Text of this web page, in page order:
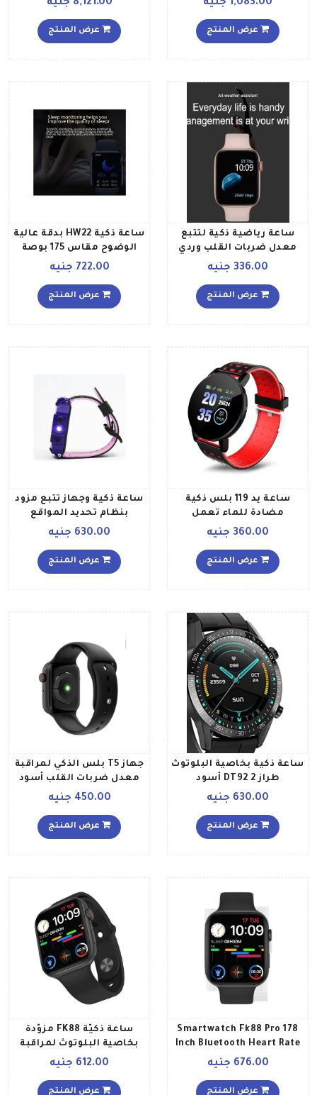
1,083.00 جنيه
عرض المنتج
8,121.00 جنيه
عرض المنتج
ساعة رياضية ذكية لتتبع
معدل ضربات القلب وردي
336.00 جنيه
عرض المنتج
ساعة ذكية HW22 بدقة عالية
الوضوح مقاس 175 بوصة
مزودة بتقنية IPS وتعمل
HW22 أسود
722.00 جنيه
عرض المنتج
ساعة يد 119 بلس ذكية
مضادة للماء تعمل
بالبلوتوث أحمر وأسود
360.00 جنيه
عرض المنتج
ساعة ذكية وجهاز تتبع مزود
بنظام تحديد المواقع
أرجواني
630.00 جنيه
عرض المنتج
ساعة ذكية بخاصية البلوتوث
طراز DT92 2 أسود
630.00 جنيه
عرض المنتج
جهاز T5 بلس الذكي لمراقبة
معدل ضربات القلب أسود
450.00 جنيه
عرض المنتج
Smartwatch Fk88 Pro 178
Inch Bluetooth Heart Rate
Monitor Black
676.00 جنيه
عرض المنتج
ساعة ذكيّة FK88 مزوّدة
بخاصية البلوتوث لمراقبة
معدّل ضربات القلب أسود
612.00 جنيه
عرض المنتج